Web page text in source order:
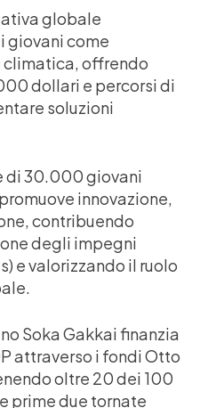
globale
giovani come
climatica, offrendo
dollari e percorsi di
soluzioni
di 30.000 giovani
innovazione,
contribuendo
degli impegni
e valorizzando il ruolo
Soka Gakkai finanzia
attraverso i fondi Otto
oltre 20 dei 100
prime due tornate